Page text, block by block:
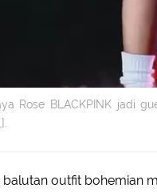
Rose BLACKPINK jadi
balutan outfit bohemian